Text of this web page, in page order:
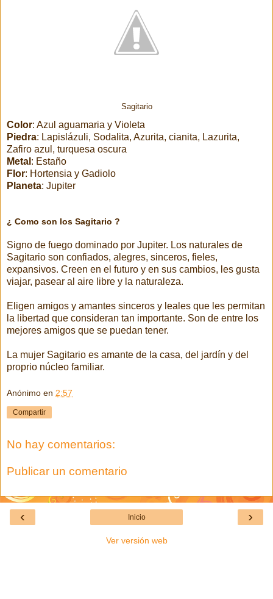
Sagitario
Color: Azul aguamaria y Violeta
Piedra: Lapislázuli, Sodalita, Azurita, cianita, Lazurita,
Zafiro azul, turquesa oscura
Metal : Estaño
Flor: Hortensia y Gadiolo
Planeta: Jupiter
¿ Como son los Sagitario ?
Signo de fuego dominado por Jupiter. Los naturales de
Sagitario son confiados, alegres, sinceros, fieles,
expansivos. Creen en el futuro y en sus cambios, les gusta
viajar, pasear al aire libre y la naturaleza.
Eligen amigos y amantes sinceros y leales que les permitan
la libertad que consideran tan importante. Son de entre los
mejores amigos que se puedan tener.
La mujer Sagitario es amante de la casa, del jardín y del
proprio núcleo familiar.
Anónimo en 2:57
Compartir
No hay comentarios:
Publicar un comentario
‹ ›
Inicio
Ver versión web